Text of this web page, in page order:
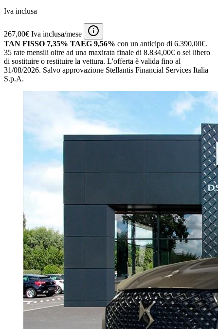
Iva inclusa
267,00€ Iva inclusa/mese
TAN FISSO 7,35% TAEG 9,56% con un anticipo di 6.390,00€.
35 rate mensili oltre ad una maxirata finale di 8.834,00€ o sei libero
di sostituire o restituire la vettura. L'offerta è valida fino al
31/08/2026. Salvo approvazione Stellantis Financial Services Italia
S.p.A.